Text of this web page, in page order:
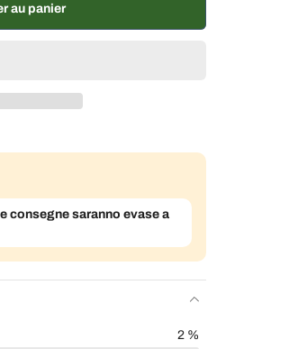
au panier
consegne saranno evase a
2 %